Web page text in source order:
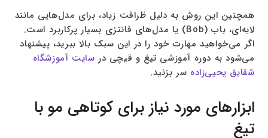
همچنین این روش به دلیل ظرافت زیاد، برای مدل‌هایی مانند
لایه‌ای، باب (Bob) یا مدل‌های فانتزی بسیار پرکاربرد است.
اگر می‌خواهید مهارت خود را در این سبک بالا ببرید، پیشنهاد
می‌شود به دوره آموزشی تیغ و قیچی در سایت آموزشگاه
شقایق یحیی‌زاده سر بزنید.
ابزارهای مورد نیاز برای کوتاهی مو با
تیغ